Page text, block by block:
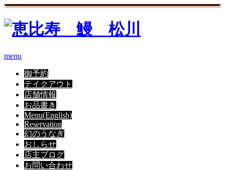
menu
御予約
テイクアウト
店舗情報
お品書き
Menu(English)
Reservation
幻のうなぎ
おしらせ
店主ブログ
お問い合わせ